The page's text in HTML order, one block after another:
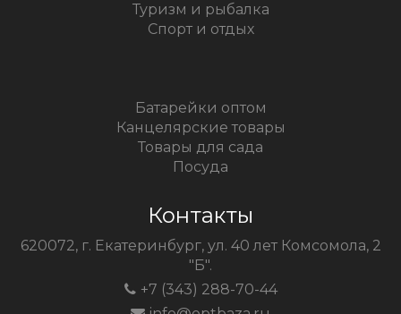
Туризм и рыбалка
Спорт и отдых
Батарейки оптом
Канцелярские товары
Товары для сада
Посуда
Контакты
620072, г. Екатеринбург, ул. 40 лет Комсомола, 2
"Б".
+7 (343) 288-70-44